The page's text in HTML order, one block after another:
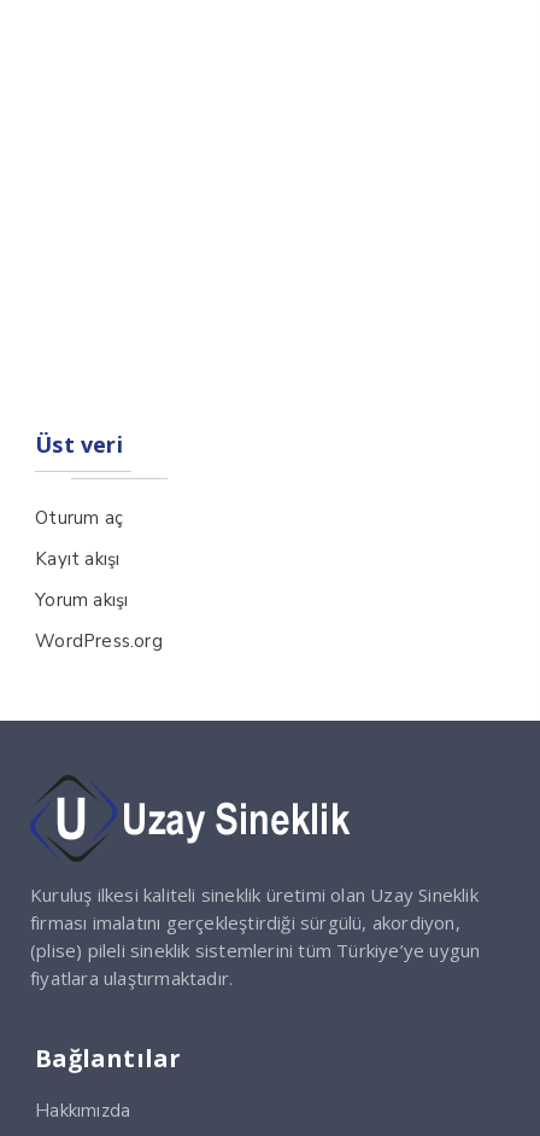
Üst veri
Oturum aç
Kayıt akışı
Yorum akışı
WordPress.org
Kuruluş ilkesi kaliteli sineklik üretimi olan Uzay Sineklik
firması imalatını gerçekleştirdiği sürgülü, akordiyon,
(plise) pileli sineklik sistemlerini tüm Türkiye’ye uygun
fiyatlara ulaştırmaktadır.
Bağlantılar
Hakkımızda